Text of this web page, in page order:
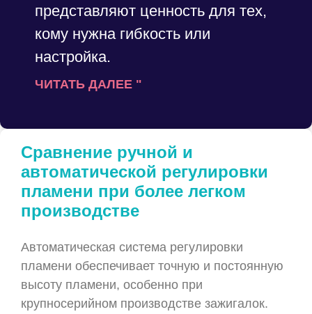
представляют ценность для тех,
кому нужна гибкость или
настройка.
ЧИТАТЬ ДАЛЕЕ "
Сравнение ручной и
автоматической регулировки
пламени при более легком
производстве
Автоматическая система регулировки
пламени обеспечивает точную и постоянную
высоту пламени, особенно при
крупносерийном производстве зажигалок.